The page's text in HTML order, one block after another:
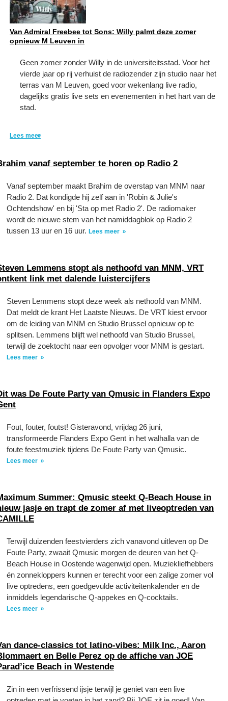
Van Admiral Freebee tot Sons: Willy palmt deze zomer
opnieuw M Leuven in
Geen zomer zonder Willy in de universiteitsstad. Voor het
vierde jaar op rij verhuist de radiozender zijn studio naar het
terras van M Leuven, goed voor wekenlang live radio,
dagelijks gratis live sets en evenementen in het hart van de
stad.
Lees meer
vanaf september te horen op Radio 2
Vanaf september maakt Brahim de overstap van MNM naar
Radio 2. Dat kondigde hij zelf aan in 'Robin & Julie's
Ochtendshow' en bij 'Sta op met Radio 2'. De radiomaker
wordt de nieuwe stem van het namiddagblok op Radio 2
tussen 13 uur en 16 uur. Lees meer
Lemmens stopt als nethoofd van MNM, VRT
link met dalende luistercijfers
Steven Lemmens stopt deze week als nethoofd van MNM.
Dat meldt de krant Het Laatste Nieuws. De VRT kiest ervoor
om de leiding van MNM en Studio Brussel opnieuw op te
splitsen. Lemmens blijft wel nethoofd van Studio Brussel,
terwijl de zoektocht naar een opvolger voor MNM is gestart.
Lees meer
was De Foute Party van Qmusic in Flanders Expo
Fout, fouter, foutst! Gisteravond, vrijdag 26 juni,
transformeerde Flanders Expo Gent in het walhalla van de
foute feestmuziek tijdens De Foute Party van Qmusic.
Lees meer
Summer: Qmusic steekt Q-Beach House in
jasje en trapt de zomer af met liveoptreden van
Terwijl duizenden feestvierders zich vanavond uitleven op De
Foute Party, zwaait Qmusic morgen de deuren van het Q-
Beach House in Oostende wagenwijd open. Muziekliefhebbers
én zonnekloppers kunnen er terecht voor een zalige zomer vol
live optredens, een goedgevulde activiteitenkalender en de
inmiddels legendarische Q-appekes en Q-cocktails.
Lees meer
dance-classics tot latino-vibes: Milk Inc., Aaron
en Belle Perez op de affiche van JOE
Beach in Westende
Zin in een verfrissend ijsje terwijl je geniet van een live